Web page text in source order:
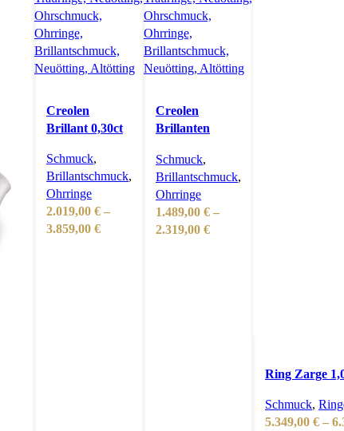
Creolen
Brillant 0,30ct
Schmuck,
Brillantschmuck,
Ohrringe
2.019,00 € –
3.859,00 €Preisspanne:
Creolen
Brillanten
Schmuck,
Brillantschmuck,
Ohrringe
1.489,00 € –
2.319,00 €Preisspanne:
Ring Zarge
Schmuck,
5.349,00 € –